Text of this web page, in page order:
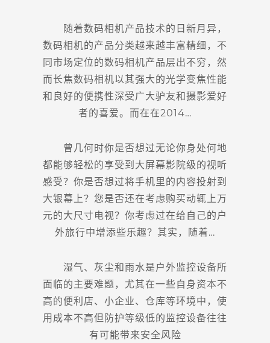
随着数码相机产品技术的日新月异，
数码相机的产品分类越来越丰富精细，不
同市场定位的数码相机产品层出不穷，然
而长焦数码相机以其强大的光学变焦性能
和良好的便携性深受广大驴友和摄影爱好
者的喜爱。而在在2014…
曾几何时你是否想过无论你身处何地
都能够轻松的享受到大屏幕影院级的视听
感受？你是否想过将手机里的内容投射到
大银幕上？您是否还在考虑购买动辄上万
元的大尺寸电视？你考虑过在给自己的户
外旅行中增添些乐趣？其实，随着…
湿气、灰尘和雨水是户外监控设备所
面临的主要难题，尤其在一些自身资本不
高的便利店、小企业、仓库等环境中，使
用成本不高但防护等级低的监控设备往往
有可能带来安全风险